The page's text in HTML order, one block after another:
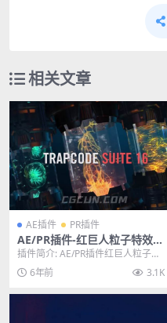
相关文章
AE插件 PR插件
AE/PR插件-红巨人粒子特效套
装插件 Trapcode Suite 16.0
Win/Mac 含注册码
插件简介: AE/PR插件红巨人粒子特
效套装插件 Trapcode Suite ...
6年前 3.1K